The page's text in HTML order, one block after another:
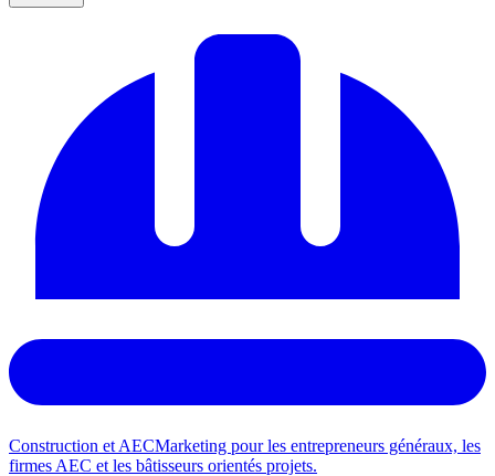
Construction et AECMarketing pour les entrepreneurs généraux, les
firmes AEC et les bâtisseurs orientés projets.